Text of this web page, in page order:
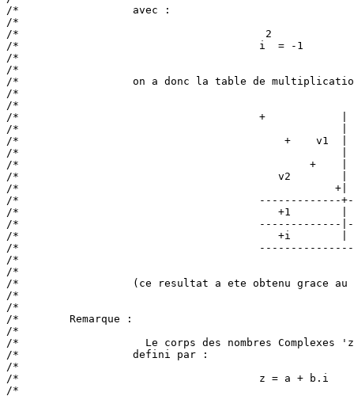
/*                  avec :
/*
/*                                       2
/*                                      i  = -1
/*
/*
/*                  on a donc la table de
/*
/*
/*                                      +
/*
/*                                          +    v1
/*
/*                                              +
/*                                         v2
/*
/*
/*                                         +1
/*
/*                                         +i
/*
/*
/*
/*                  (ce resultat a ete obtenu grace au
/*
/*
/*        Remarque :
/*
/*                    Le corps des nombres
/*                  defini par :
/*
/*                                      z = a +
/*